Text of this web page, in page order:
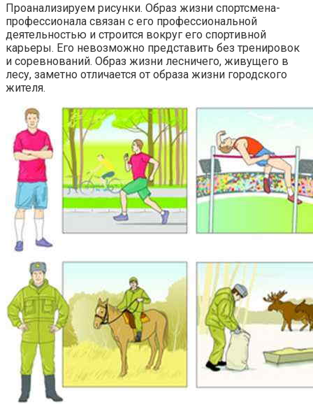
Проанализируем рисунки. Образ жизни спортсмена-
профессионала связан с его профессиональной
деятельностью и строится вокруг его спортивной
карьеры. Его невозможно представить без тренировок
и соревнований. Образ жизни лесничего, живущего в
лесу, заметно отличается от образа жизни городского
жителя.